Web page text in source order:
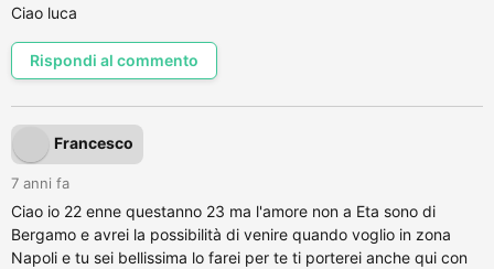
Ciao luca
Rispondi al commento
Francesco
7 anni fa
Ciao io 22 enne questanno 23 ma l'amore non a Eta sono di
Bergamo e avrei la possibilità di venire quando voglio in zona
Napoli e tu sei bellissima lo farei per te ti porterei anche qui con